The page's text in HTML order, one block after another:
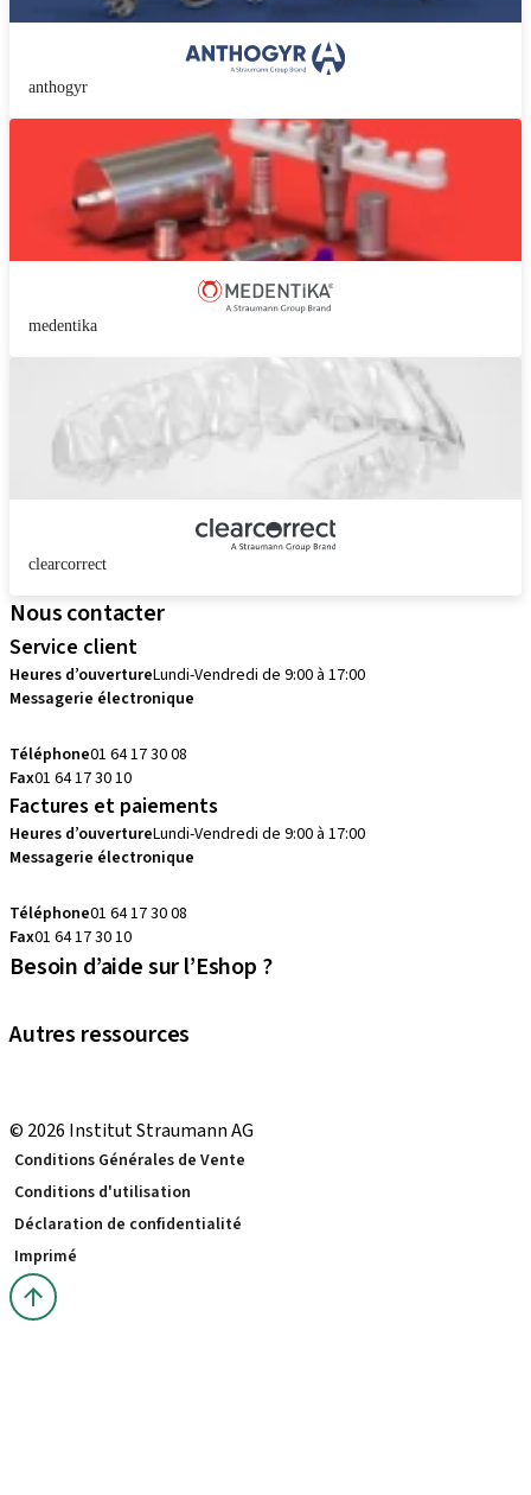
anthogyr
medentika
clearcorrect
Nous contacter
Service client
Heures d’ouvertureLundi-Vendredi de 9:00 à 17:00
Messagerie électronique
Téléphone01 64 17 30 08
Fax01 64 17 30 10
Factures et paiements
Heures d’ouvertureLundi-Vendredi de 9:00 à 17:00
Messagerie électronique
Téléphone01 64 17 30 08
Fax01 64 17 30 10
Besoin d’aide sur l’Eshop ?
Autres ressources
© 2026 Institut Straumann AG
Conditions Générales de Vente
Conditions d'utilisation
Déclaration de confidentialité
Imprimé